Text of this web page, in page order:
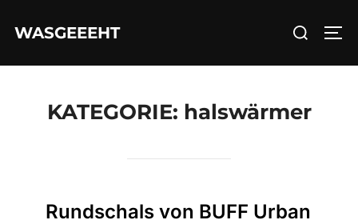
InhaltWASGEEEHT
Suchen
KATEGORIE: halswärmer
Rundschals von BUFF Urban